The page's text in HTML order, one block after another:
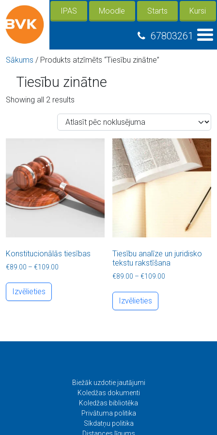
67803261
IPAS Moodle Starts Kursi
Sākums / Produkts atzīmēts “Tiesību zinātne”
Tiesību zinātne
Showing all 2 results
Konstitucionālās tiesības
€89.00 – €109.00 Price range: €89.00 through €109.00
Izvēlieties
This product has multiple variants. The options
Tiesību analīze un juridisko
tekstu rakstīšana
€89.00 – €109.00
Izvēlieties
Biežāk uzdotie jautājumi
Koledžas dokumenti
Koledžas bibliotēka
Privātuma politika
Sīkdatņu politika